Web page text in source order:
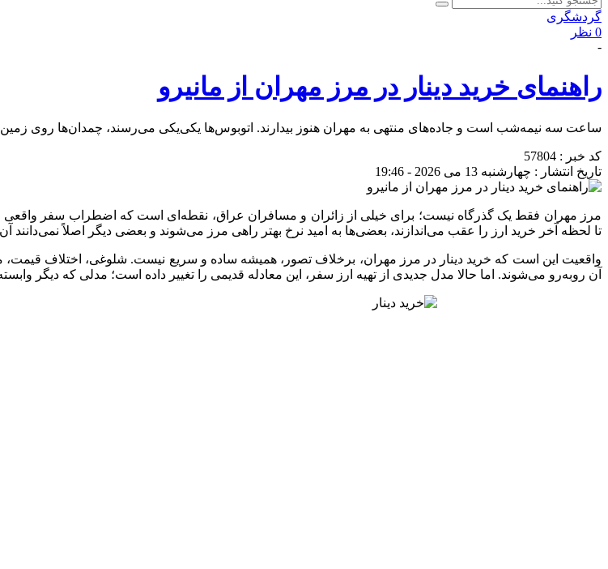
گردشگری
0 نظر
-
راهنمای خرید دینار در مرز مهران از مانیرو
ساعت سه نیمه‌شب است و جاده‌های منتهی به مهران هنوز بیدارند. اتوبوس‌ها یکی‌یکی می‌رسند، چمدان‌ها روی
کد خبر : 57804
تاریخ انتشار : چهارشنبه 13 می 2026 - 19:46
مرز مهران فقط یک گذرگاه نیست؛ برای خیلی از زائران و مسافران عراق، نقطه‌ای است که اضطراب سفر
تا لحظه آخر خرید ارز را عقب می‌اندازند، بعضی‌ها به امید نرخ بهتر راهی مرز می‌شوند و بعضی دیگر اصلاً
واقعیت این است که خرید دینار در مرز مهران، برخلاف تصور، همیشه ساده و سریع نیست. شلوغی، اختلاف قیمت،
آن روبه‌رو می‌شوند. اما حالا مدل جدیدی از تهیه ارز سفر، این معادله قدیمی را تغییر داده است؛ مدلی که